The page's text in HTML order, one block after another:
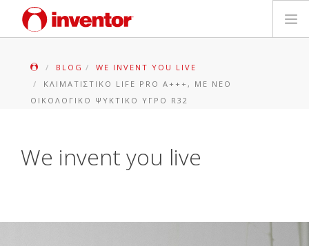
Αρχεία και Υποστήριξη
BLOG
WE INVENT YOU LIVE
ΚΛΙΜΑΤΙΣΤΙΚΌ LIFE PRO Α+++, ΜΕ ΝΈΟ
ΟΙΚΟΛΟΓΙΚΌ ΨΥΚΤΙΚΌ ΥΓΡΌ R32
We invent you live